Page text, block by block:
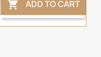
 ADD TO CART